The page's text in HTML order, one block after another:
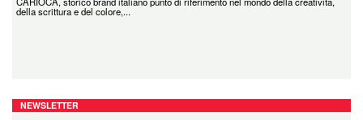
Coolpack
NEWSLETTER